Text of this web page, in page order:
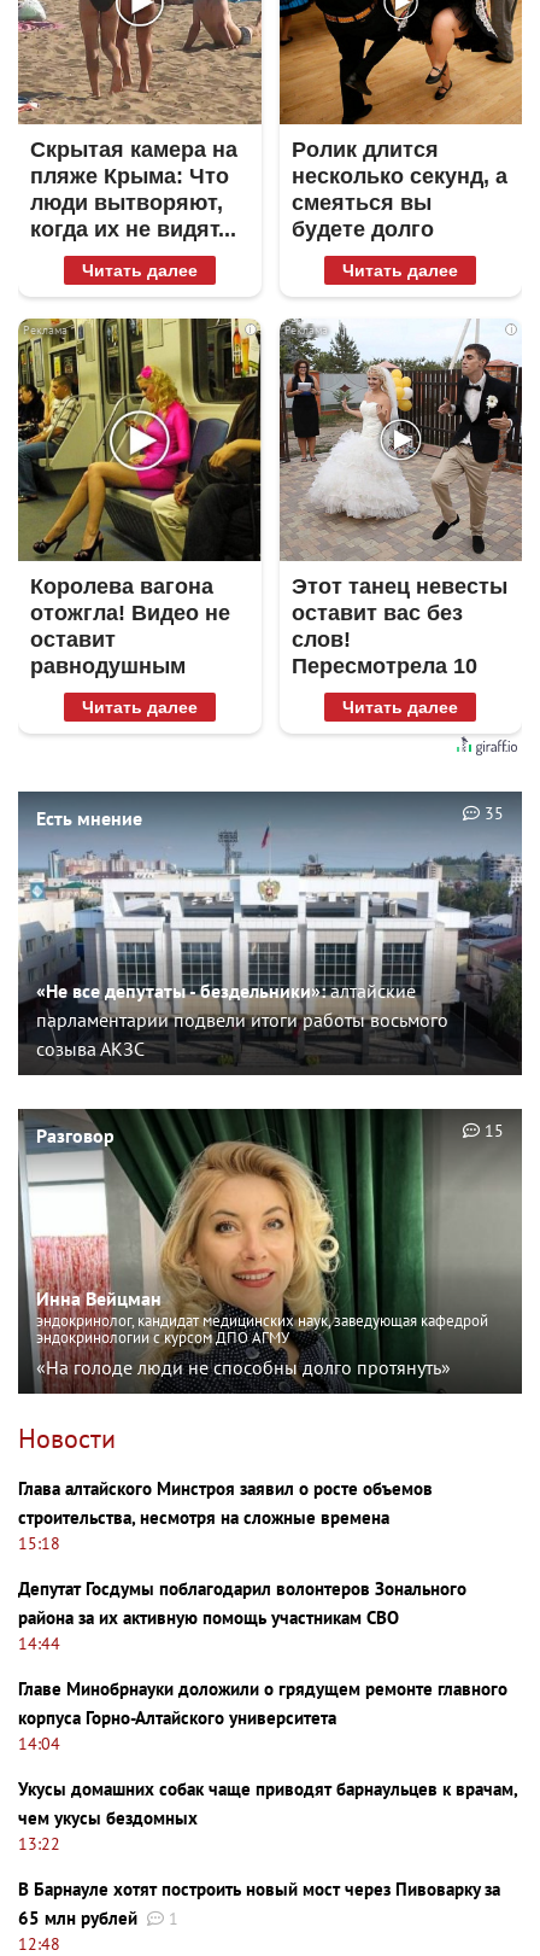
Скрытая камера на
пляже Крыма: Что
люди вытворяют,
когда их не видят...
Читать далее
Ролик длится
несколько секунд, а
смеяться вы
будете долго
Читать далее
i
Королева вагона
отожгла! Видео не
оставит
равнодушным
Читать далее
i
Этот танец невесты
оставит вас без
слов!
Пересмотрела 10
раз
Читать далее
Есть мнение
«Не все депутаты - бездельники»:алтайские
парламентарии подвели итоги работы восьмого
созыва АКЗС
35
Разговор
Инна Вейцман
эндокринолог, кандидат медицинских наук, заведующая кафедрой
эндокринологии с курсом ДПО АГМУ
«На голоде люди не способны долго протянуть»
15
Новости
Глава алтайского Минстроя заявил о росте объемов
строительства, несмотря на сложные времена
15:18
Депутат Госдумы поблагодарил волонтеров Зонального
района за их активную помощь участникам СВО
14:44
Главе Минобрнауки доложили о грядущем ремонте главного
корпуса Горно-Алтайского университета
14:04
Укусы домашних собак чаще приводят барнаульцев к врачам,
чем укусы бездомных
13:22
В Барнауле хотят построить новый мост через Пивоварку за
65 млн рублей
1
12:48